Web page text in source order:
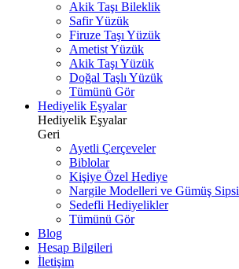
Akik Taşı Bileklik
Safir Yüzük
Firuze Taşı Yüzük
Ametist Yüzük
Akik Taşı Yüzük
Doğal Taşlı Yüzük
Tümünü Gör
Hediyelik Eşyalar
Hediyelik Eşyalar
Geri
Ayetli Çerçeveler
Biblolar
Kişiye Özel Hediye
Nargile Modelleri ve Gümüş Sipsi
Sedefli Hediyelikler
Tümünü Gör
Blog
Hesap Bilgileri
İletişim